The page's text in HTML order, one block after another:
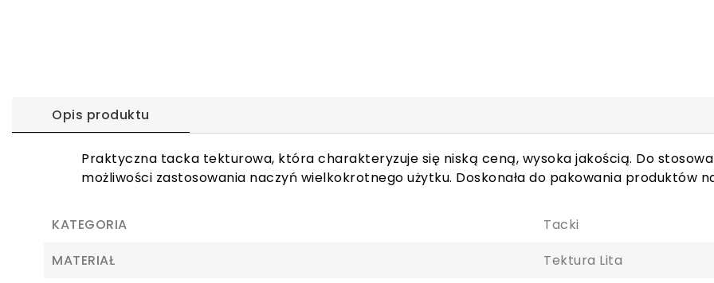
Opis produktu
Praktyczna tacka tekturowa, która charakteryzuje się niską ceną, wysoka jakością. Do
możliwości zastosowania naczyń wielkokrotnego użytku. Doskonała do pakowania produktów
KATEGORIA
Tacki
MATERIAŁ
Tektura Lita